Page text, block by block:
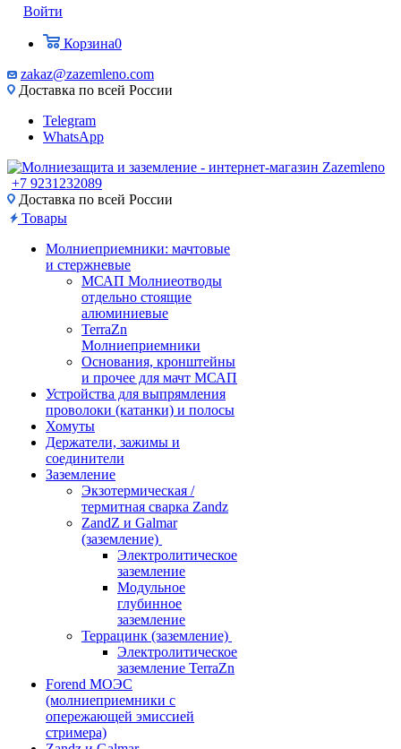
Войти
Корзина0
zakaz@zazemleno.com
Доставка по всей России
Telegram
WhatsApp
+7 9231232089
Доставка по всей России
Товары
Молниеприемники: мачтовые
и стержневые
МСАП Молниеотводы
отдельно стоящие
алюминиевые
TerraZn
Молниеприемники
Основания, кронштейны
и прочее для мачт МСАП
Устройства для выпрямления
проволоки (катанки) и полосы
Хомуты
Держатели, зажимы и
соединители
Заземление
Экзотермическая /
термитная сварка Zandz
ZandZ и Galmar
(заземление)
Электролитическое
заземление
Модульное
глубинное
заземление
Террацинк (заземление)
Электролитическое
заземление TerraZn
Forend МОЭС
(молниеприемники с
опережающей эмиссией
стримера)